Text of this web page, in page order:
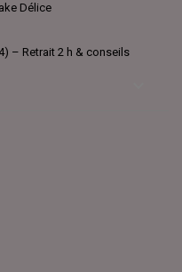
Délice
– Retrait 2 h & conseils